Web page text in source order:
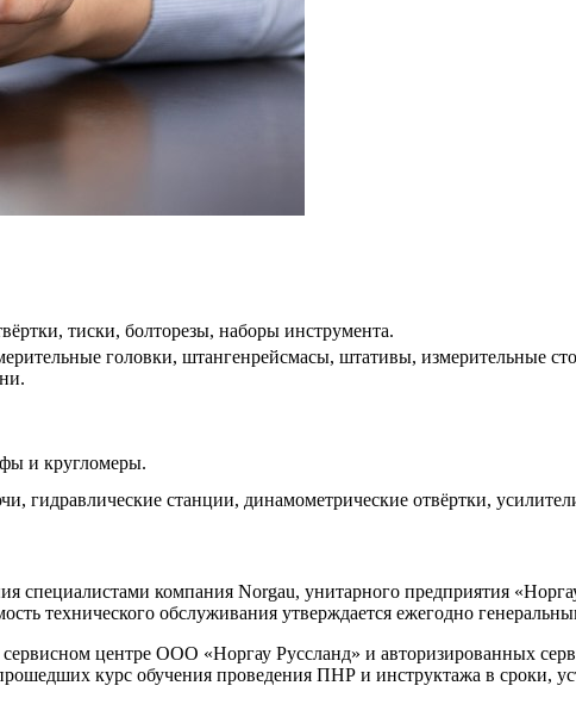
тиски, болторезы, наборы инструмента.
головки, штангенрейсмасы, штативы, измерительные
и кругломеры.
станции, динамометрические отвёртки,
специалистами компания Norgau, унитарного предприятия
технического обслуживания утверждается ежегодно
центре ООО «Норгау Руссланд» и авторизированных
курс обучения проведения ПНР и инструктажа в сроки,